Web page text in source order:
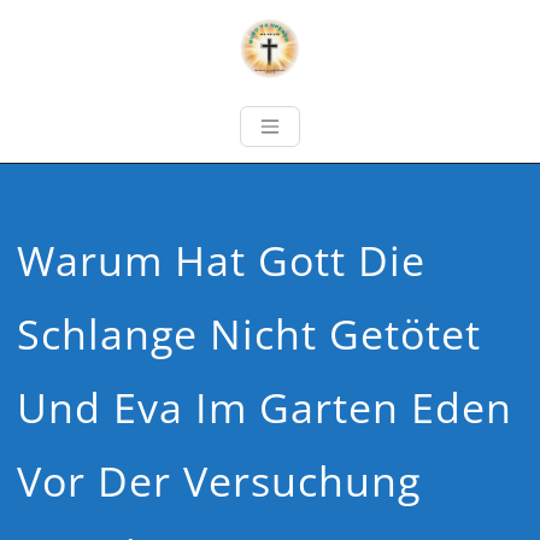
Warum Hat Gott Die
Schlange Nicht Getötet
Und Eva Im Garten Eden
Vor Der Versuchung